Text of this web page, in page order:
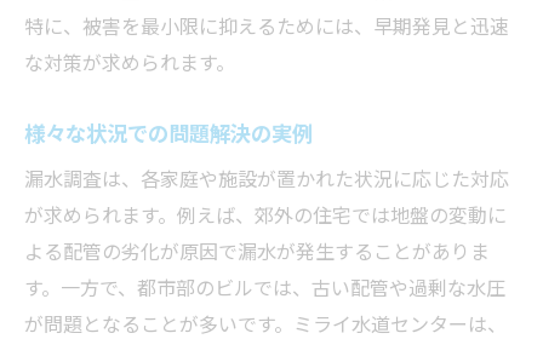
特に、被害を最小限に抑えるためには、早期発見と迅速
な対策が求められます。
様々な状況での問題解決の実例
漏水調査は、各家庭や施設が置かれた状況に応じた対応
が求められます。例えば、郊外の住宅では地盤の変動に
よる配管の劣化が原因で漏水が発生することがありま
す。一方で、都市部のビルでは、古い配管や過剰な水圧
が問題となることが多いです。ミライ水道センターは、